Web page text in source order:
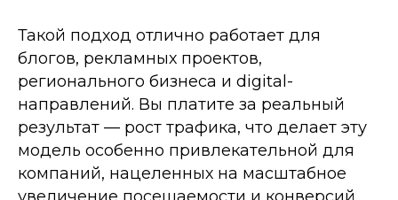
Такой подход отлично работает для
блогов, рекламных проектов,
регионального бизнеса и digital-
направлений. Вы платите за реальный
результат — рост трафика, что делает эту
модель особенно привлекательной для
компаний, нацеленных на масштабное
увеличение посещаемости и конверсий.